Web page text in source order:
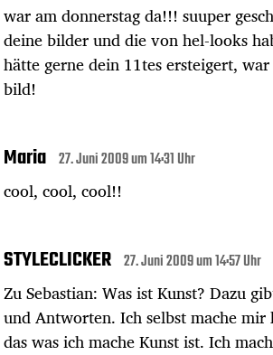
war am donnerstag da!!! suuper
deine bilder und die von hel-looks
hätte gerne dein 11tes ersteigert,
bild!
Maria 27. Juni 2009 um 14:31 Uhr
cool, cool, cool!!
STYLECLICKER 27. Juni 2009 um 14:57 Uhr
Zu Sebastian: Was ist Kunst? Dazu
und Antworten. Ich selbst mache
das was ich mache Kunst ist. Ich